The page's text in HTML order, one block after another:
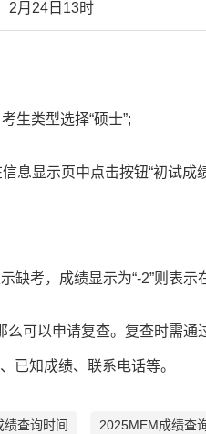
2月24日13时
生类型选择“硕士”;
息显示页中点击按钮“初试成绩
缺考，成绩显示为“-2”则表示
可以申请复查。复查时需
已知成绩、联系电话等。
查询时间 2025MEM成绩查